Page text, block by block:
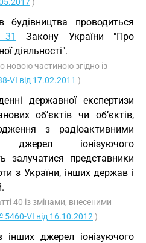
будівництва проводиться
31
Закону України "Про
діяльності".
новою частиною згідно із
VI від 17.02.2011 )
державної експертизи
об’єктів чи об’єктів,
з радіоактивними
іонізуючого
залучатися представники
з України, інших держав і
40 із змінами, внесеними
5460-VI від 16.10.2012 )
інших джерел іонізуючого